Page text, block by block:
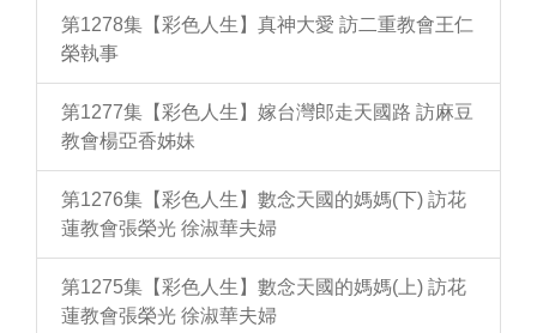
第1278集【彩色人生】真神大愛 訪二重教會王仁
榮執事
第1277集【彩色人生】嫁台灣郎走天國路 訪麻豆
教會楊亞香姊妹
第1276集【彩色人生】數念天國的媽媽(下) 訪花
蓮教會張榮光 徐淑華夫婦
第1275集【彩色人生】數念天國的媽媽(上) 訪花
蓮教會張榮光 徐淑華夫婦